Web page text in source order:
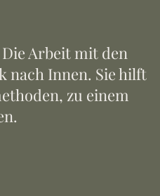
Arbeit mit den
nach Innen. Sie hilft
zu einem